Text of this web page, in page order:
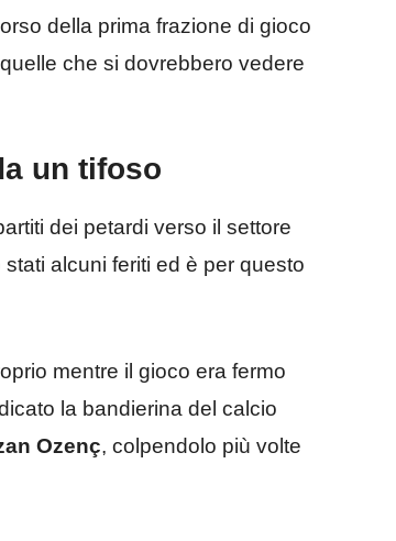
della prima frazione di gioco
che si dovrebbero vedere
un tifoso
dei petardi verso il settore
alcuni feriti ed è per questo
mentre il gioco era fermo
la bandierina del calcio
Ozenç, colpendolo più volte